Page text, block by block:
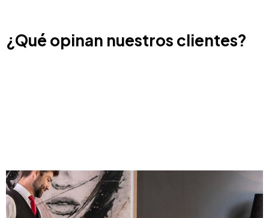
¿Qué opinan nuestros clientes?